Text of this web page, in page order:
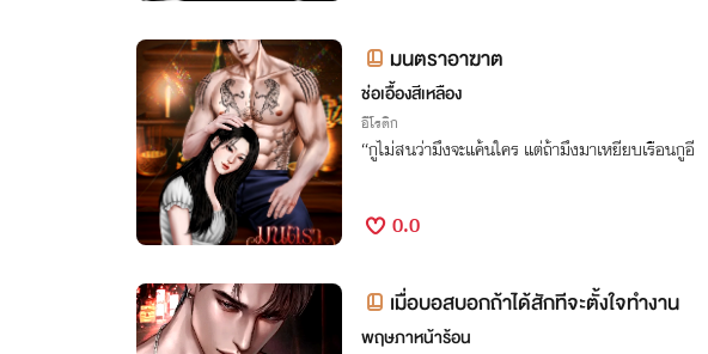
มนตราอาฆาต
ช่อเอื้องสีเหลือง
อีโรติก
“กูไม่สนว่ามึงจะแค้นใคร แต่ถ้ามึงมาเหยียบเรือนกูอี
0.0
เมื่อบอสบอกถ้าได้สักทีจะตั้งใจทำงาน
พฤษภาหน้าร้อน